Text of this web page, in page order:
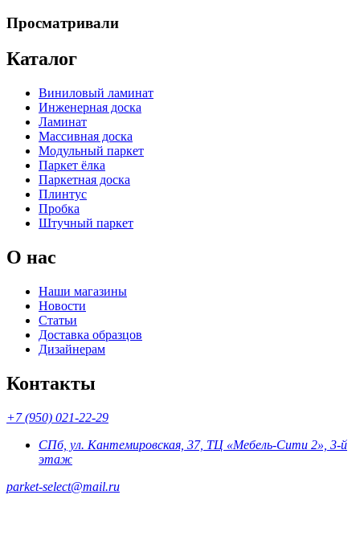
Просматривали
Каталог
Виниловый ламинат
Инженерная доска
Ламинат
Массивная доска
Модульный паркет
Паркет ёлка
Паркетная доска
Плинтус
Пробка
Штучный паркет
О нас
Наши магазины
Новости
Статьи
Доставка образцов
Дизайнерам
Контакты
+7 (950) 021-22-29
СПб, ул. Кантемировская, 37, ТЦ «Мебель-Сити 2», 3-й
этаж
parket-select@mail.ru